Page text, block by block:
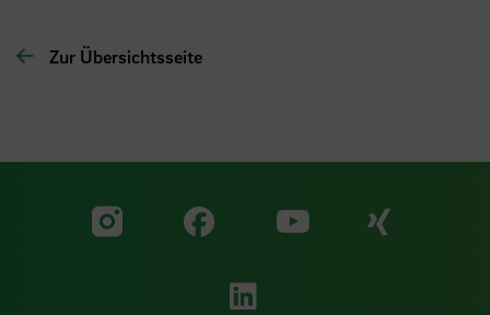
Zur Übersichtsseite
Zu unserer Facebook
Zu
Zu unserer